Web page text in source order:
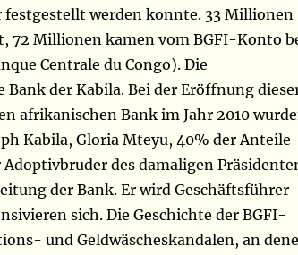
festgestellt werden konnte. 33 Millionen
72 Millionen kamen vom BGFI-Konto
Centrale du Congo). Die
Bank der Kabila. Bei der Eröffnung
afrikanischen Bank im Jahr 2010
Kabila, Gloria Mteyu, 40% der Anteile
des damaligen
der Bank. Er wird Geschäftsführer
sich. Die Geschichte der BGFI-
und Geldwäscheskandalen, an